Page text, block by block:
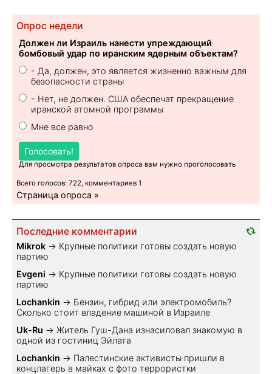
Опрос недели
Должен ли Израиль нанести упреждающий
бомбовый удар по иранским ядерным объектам?
- Да, должен, это является жизненно важным для
безопасности страны
- Нет, не должен. США обеспечат прекращение
иранской атомной программы
Мне все равно
Голосовать!
Для просмотра результатов опроса вам нужно проголосовать
Всего голосов: 722, комментариев 1
Страница опроса »
Последние комментарии
Mikrok → Крупные политики готовы создать новую
партию
Evgeni → Крупные политики готовы создать новую
партию
Lochankin → Бензин, гибрид или электромобиль?
Cколько стоит владение машиной в Израиле
Uk-Ru → Житель Гуш-Дана изнасиловал знакомую в
одной из гостиниц Эйлата
Lochankin → Палестинские активисты пришли в
концлагерь в майках с фото террористки